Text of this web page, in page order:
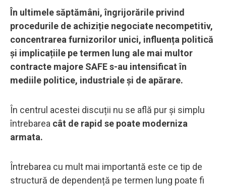
În ultimele săptămâni, îngrijorările privind
procedurile de achiziție negociate necompetitiv,
concentrarea furnizorilor unici, influența politică
și implicațiile pe termen lung ale mai multor
contracte majore SAFE s-au intensificat în
mediile politice, industriale și de apărare.
În centrul acestei discuții nu se află pur și simplu
întrebarea cât de rapid se poate moderniza
armata.
Întrebarea cu mult mai importantă este ce tip de
structură de dependență pe termen lung poate fi